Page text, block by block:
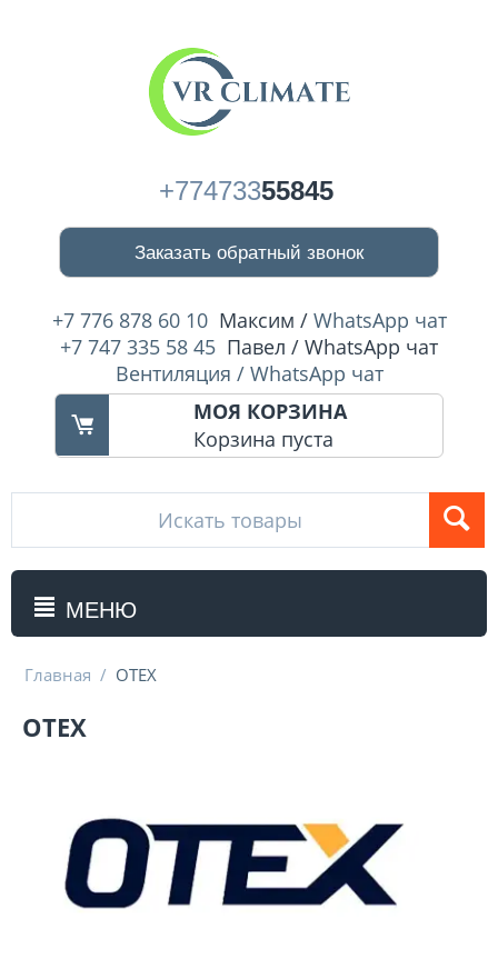
+77473355845
Заказать обратный звонок
+7 776 878 60 10 Максим / WhatsApp чат
+7 747 335 58 45 Павел / WhatsApp чат
Вентиляция / WhatsApp чат
МОЯ КОРЗИНА
Корзина пуста
МЕНЮ
Главная / OTEX
OTEX